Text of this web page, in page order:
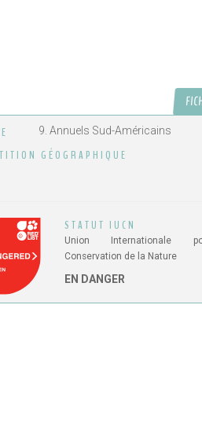
9. Annuels Sud-Américains
GÉOGRAPHIQUE
STATUT IUCN
Union Internationale
Conservation de la Nature
EN DANGER